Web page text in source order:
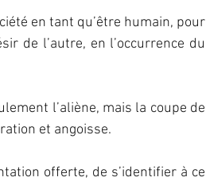
en tant qu’être humain, pour
de l’autre, en l’occurrence du
l’aliène, mais la coupe de
et angoisse.
offerte, de s’identifier à ce